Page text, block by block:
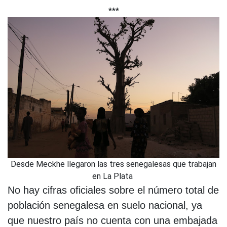
***
Desde Meckhe llegaron las tres senegalesas que trabajan
en La Plata
No hay cifras oficiales sobre el número total de
población senegalesa en suelo nacional, ya
que nuestro país no cuenta con una embajada